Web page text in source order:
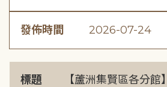
發佈時間 2026-07-24
標題
【蘆洲集賢區各分館